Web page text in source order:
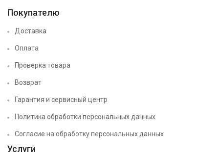
Покупателю
Доставка
Оплата
Проверка товара
Возврат
Гарантия и сервисный центр
Политика обработки персональных данных
Согласие на обработку персональных данных
Услуги